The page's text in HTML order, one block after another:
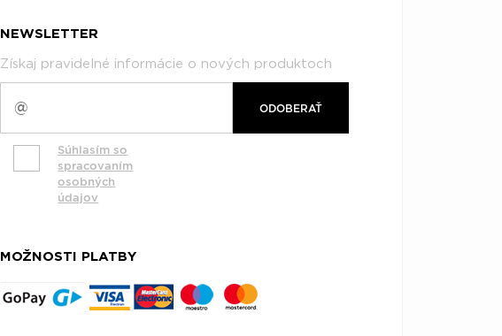
NEWSLETTER
Získaj pravidelné informácie o nových produktoch
ODOBERAŤ
Súhlasím so
spracovaním
osobných
údajov
MOŽNOSTI PLATBY